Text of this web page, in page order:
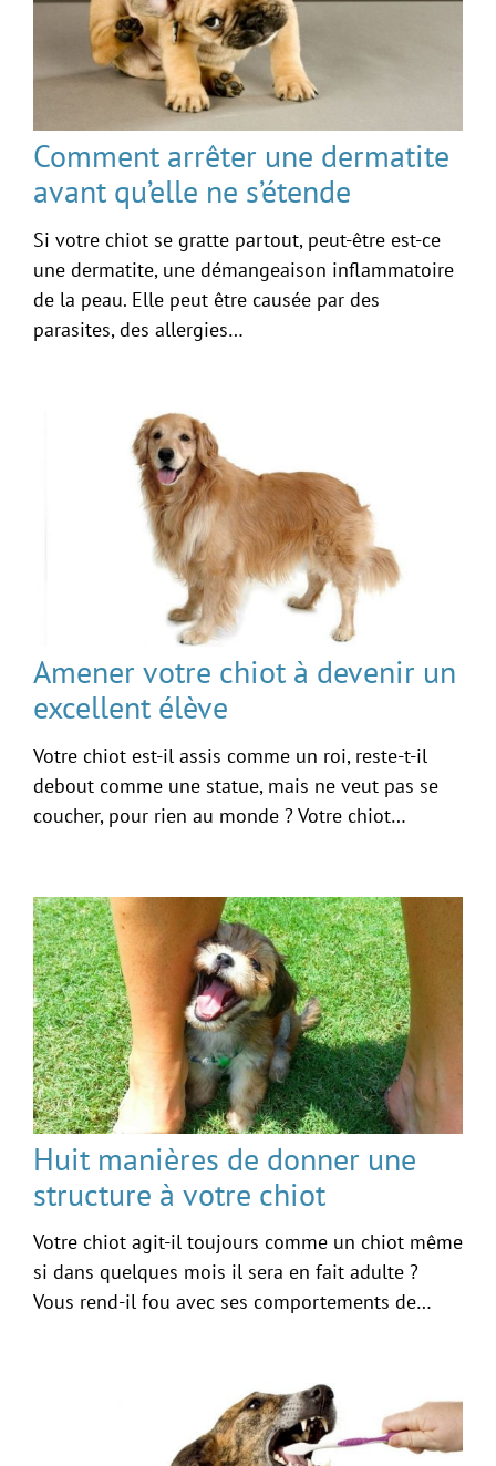
Comment arrêter une dermatite
avant qu’elle ne s’étende
Si votre chiot se gratte partout, peut-être est-ce
une dermatite, une démangeaison inflammatoire
de la peau. Elle peut être causée par des
parasites, des allergies…
Amener votre chiot à devenir un
excellent élève
Votre chiot est-il assis comme un roi, reste-t-il
debout comme une statue, mais ne veut pas se
coucher, pour rien au monde ? Votre chiot…
Huit manières de donner une
structure à votre chiot
Votre chiot agit-il toujours comme un chiot même
si dans quelques mois il sera en fait adulte ?
Vous rend-il fou avec ses comportements de…